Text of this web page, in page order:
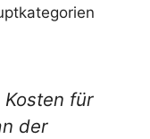
Kosten für
der